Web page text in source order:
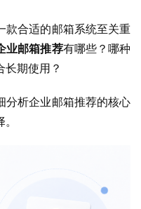
款合适的邮箱系统至关重
业邮箱推荐有哪些？哪种
长期使用？
分析企业邮箱推荐的核心